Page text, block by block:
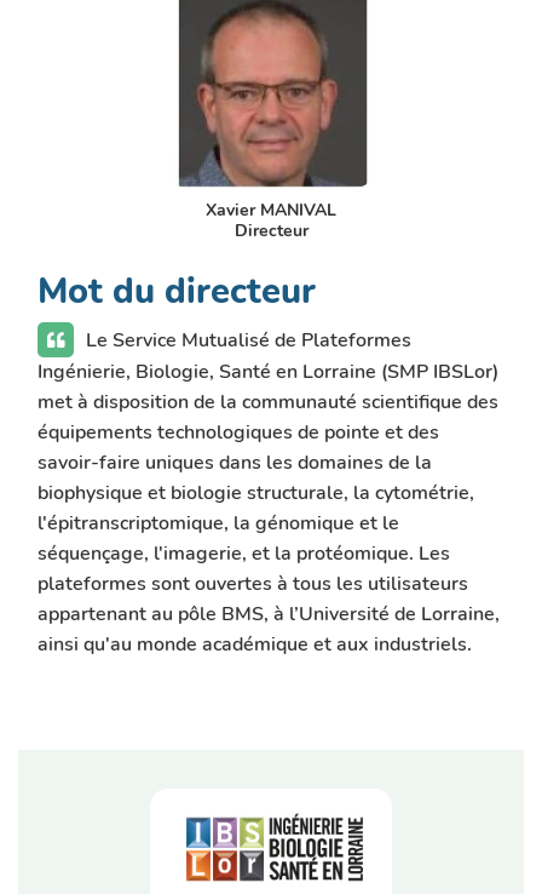
Xavier MANIVAL
Directeur
Mot du directeur
Le Service Mutualisé de Plateformes
Ingénierie, Biologie, Santé en Lorraine (SMP IBSLor)
met à disposition de la communauté scientifique des
équipements technologiques de pointe et des
savoir-faire uniques dans les domaines de la
biophysique et biologie structurale, la cytométrie,
l'épitranscriptomique, la génomique et le
séquençage, l'imagerie, et la protéomique. Les
plateformes sont ouvertes à tous les utilisateurs
appartenant au pôle BMS, à l’Université de Lorraine,
ainsi qu'au monde académique et aux industriels.